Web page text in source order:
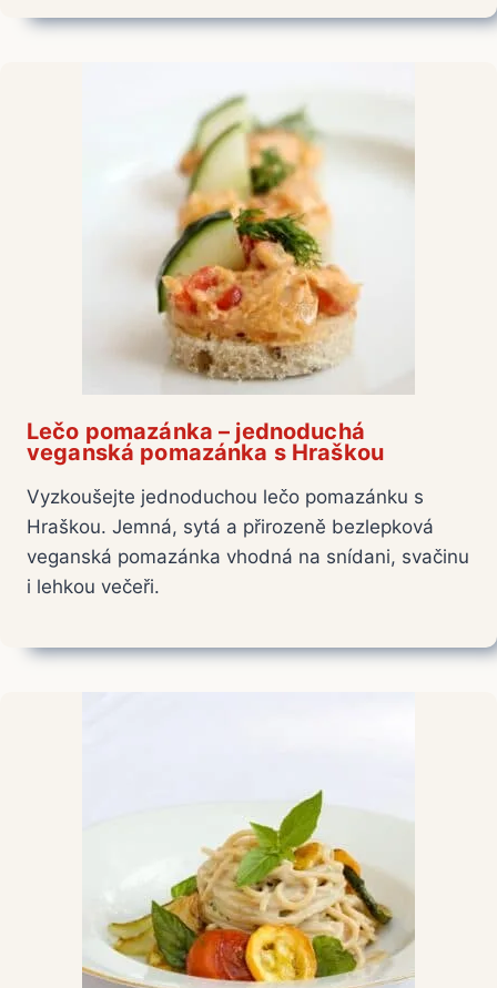
Lečo pomazánka – jednoduchá
veganská pomazánka s Hraškou
Vyzkoušejte jednoduchou lečo pomazánku s
Hraškou. Jemná, sytá a přirozeně bezlepková
veganská pomazánka vhodná na snídani, svačinu
i lehkou večeři.